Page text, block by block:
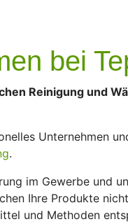
bei
Reinigung und
Unternehmen
.
im Gewerbe und
Ihre Produkte
und Methoden